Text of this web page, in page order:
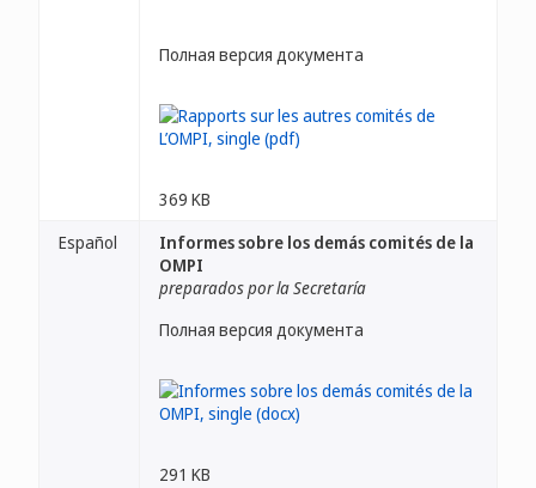
Полная версия документа
369 KB
Español
Informes sobre los demás comités de la
OMPI
preparados por la Secretaría
Полная версия документа
291 KB